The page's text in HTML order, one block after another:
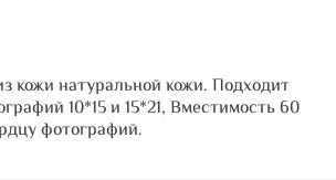
кожи натуральной кожи. Подходит
10*15 и 15*21, Вместимость 60
фотографий.